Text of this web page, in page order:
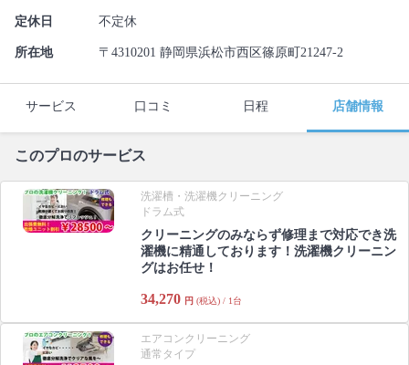
定休日 不定休
所在地 〒4310201 静岡県浜松市西区篠原町21247-2
サービス 口コミ 日程 店舗情報
このプロのサービス
洗濯槽・洗濯機クリーニング
ドラム式
クリーニングのみならず修理まで対応でき洗
濯機に精通しております！洗濯機クリーニン
グはお任せ！
34,270 円 (税込) / 1台
エアコンクリーニング
通常タイプ